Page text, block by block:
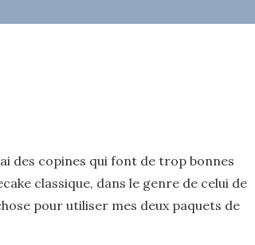
des copines qui font de trop bonnes
classique, dans le genre de celui de
pour utiliser mes deux paquets de